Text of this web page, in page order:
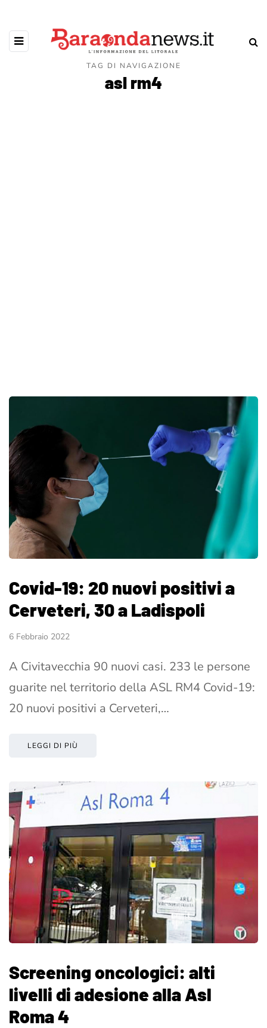
TAG DI NAVIGAZIONE
asl rm4
Covid-19: 20 nuovi positivi a
Cerveteri, 30 a Ladispoli
6 Febbraio 2022
A Civitavecchia 90 nuovi casi. 233 le persone
guarite nel territorio della ASL RM4 Covid-19:
20 nuovi positivi a Cerveteri,…
LEGGI DI PIÙ
Screening oncologici: alti
livelli di adesione alla Asl
Roma 4